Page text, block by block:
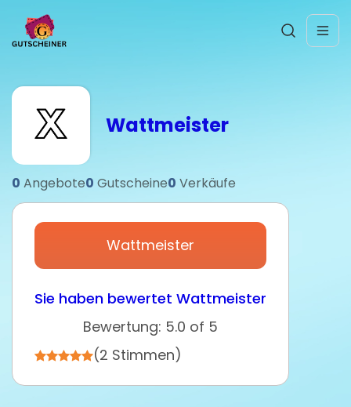
Wattmeister
0 Angebote0 Gutscheine0 Verkäufe
Wattmeister
Sie haben bewertet Wattmeister
Bewertung: 5.0 of 5
(2 Stimmen)